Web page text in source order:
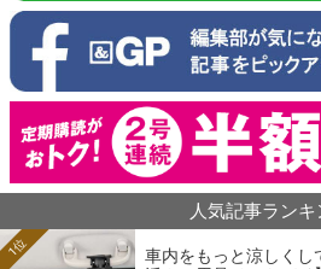
人気記事ランキ
車内をもっと涼しくし
1位